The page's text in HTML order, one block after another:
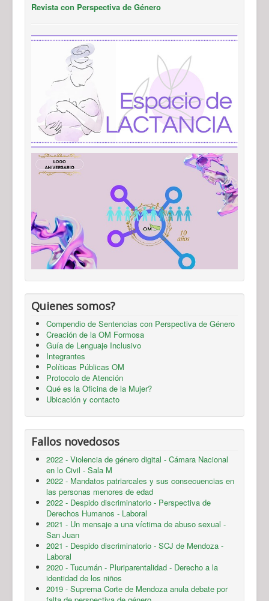
Revista con Perspectiva de Género
Quienes somos?
Compendio de Sentencias con Perspectiva de Género
Creación de la OM Formosa
Guía de Lenguaje Inclusivo
Integrantes
Políticas Públicas OM
Protocolo de Atención
Qué es la Oficina de la Mujer?
Ubicación y contacto
Fallos novedosos
2022 - Violencia de género digital - Cámara Nacional
en lo Civil - Sala M
2022 - Mandatos patriarcales y sus consecuencias en
las personas menores de edad
2022 - Despido discriminatorio - Perspectiva de
Derechos Humanos - Laboral
2021 - Un mensaje a una víctima de abuso sexual -
San Juan
2021 - Despido discriminatorio - SCJ de Mendoza -
Laboral
2020 - Tucumán - Pluriparentalidad - Derecho a la
identidad de los niños
2019 - Suprema Corte de Mendoza anula debate por